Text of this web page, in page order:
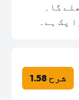
گا۔
شرح 1.58